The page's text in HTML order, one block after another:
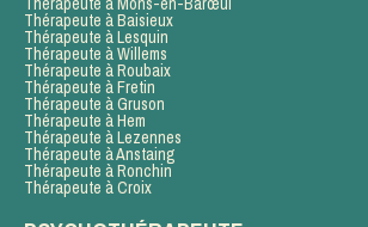
Thérapeute à Baisieux
Thérapeute à Lesquin
Thérapeute à Willems
Thérapeute à Roubaix
Thérapeute à Fretin
Thérapeute à Gruson
Thérapeute à Hem
Thérapeute à Lezennes
Thérapeute à Anstaing
Thérapeute à Ronchin
Thérapeute à Croix